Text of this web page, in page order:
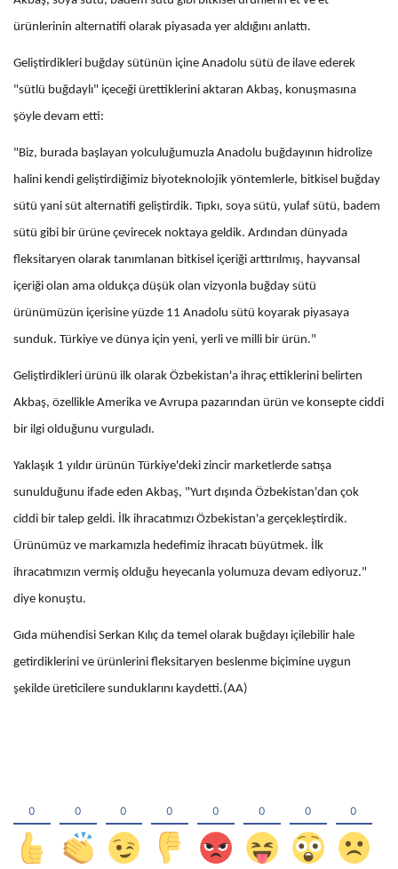
ürünlerinin alternatifi olarak piyasada yer aldığını anlattı.
Geliştirdikleri buğday sütünün içine Anadolu sütü de ilave ederek
"sütlü buğdaylı" içeceği ürettiklerini aktaran Akbaş, konuşmasına
şöyle devam etti:
"Biz, burada başlayan yolculuğumuzla Anadolu buğdayının hidrolize
halini kendi geliştirdiğimiz biyoteknolojik yöntemlerle, bitkisel buğday
sütü yani süt alternatifi geliştirdik. Tıpkı, soya sütü, yulaf sütü, badem
sütü gibi bir ürüne çevirecek noktaya geldik. Ardından dünyada
fleksitaryen olarak tanımlanan bitkisel içeriği arttırılmış, hayvansal
içeriği olan ama oldukça düşük olan vizyonla buğday sütü
ürünümüzün içerisine yüzde 11 Anadolu sütü koyarak piyasaya
sunduk. Türkiye ve dünya için yeni, yerli ve milli bir ürün."
Geliştirdikleri ürünü ilk olarak Özbekistan'a ihraç ettiklerini belirten
Akbaş, özellikle Amerika ve Avrupa pazarından ürün ve konsepte ciddi
bir ilgi olduğunu vurguladı.
Yaklaşık 1 yıldır ürünün Türkiye'deki zincir marketlerde satışa
sunulduğunu ifade eden Akbaş, "Yurt dışında Özbekistan'dan çok
ciddi bir talep geldi. İlk ihracatımızı Özbekistan'a gerçekleştirdik.
Ürünümüz ve markamızla hedefimiz ihracatı büyütmek. İlk
ihracatımızın vermiş olduğu heyecanla yolumuza devam ediyoruz."
diye konuştu.
Gıda mühendisi Serkan Kılıç da temel olarak buğdayı içilebilir hale
getirdiklerini ve ürünlerini fleksitaryen beslenme biçimine uygun
şekilde üreticilere sunduklarını kaydetti.(AA)